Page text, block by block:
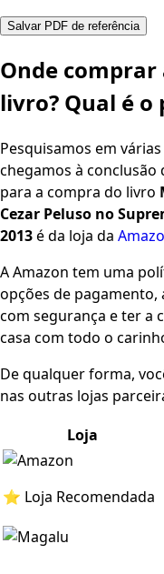
Salvar PDF de referência
Onde comprar
livro? Qual é o
Pesquisamos em
chegamos à conclusão
para a compra do livro
Cezar Peluso no
2013é da loja da
A Amazon tem uma
opções de pagamento,
com segurança e ter a
casa com todo o
De qualquer forma,
nas outras lojas
Loja
⭐ Loja Recomendada